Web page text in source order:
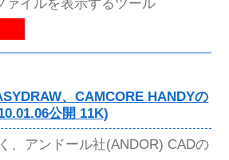
、CAMCORE HANDYの
公開 11K)
、アンドール社(ANDOR) CADの